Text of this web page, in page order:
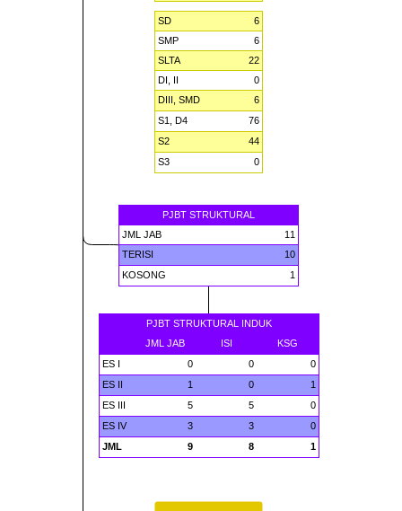
PJBT STRUKTURAL
JML JAB
11
TERISI
10
KOSONG
1
PJBT STRUKTURAL INDUK
JML JAB
ISI
KSG
ES I
0 0
0
ES II
1 0
1
ES III
5 5
0
ES IV
3 3
0
JML
9 8 1
SD
6
SMP
6
SLTA
22
DI, II
0
DIII, SMD
6
S1, D4
76
S2
44
S3
0